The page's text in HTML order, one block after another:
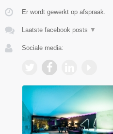
Er wordt gewerkt op afspraak.
Laatste facebook posts ▼
Sociale media: